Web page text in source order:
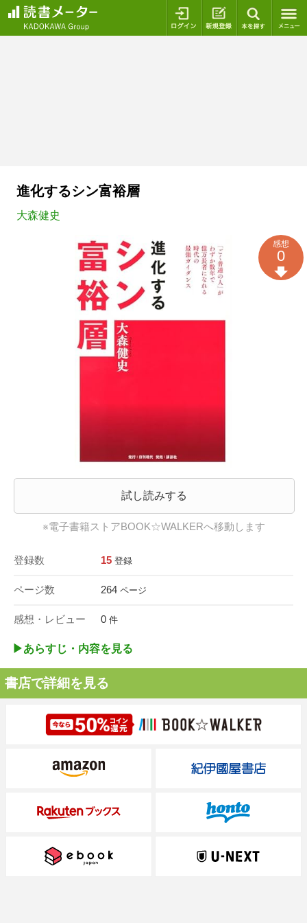
ログイン 新規登録
進化するシン富裕層
大森健史
試し読みする
※電子書籍ストアBOOK☆WALKERへ移動します
登録数 15 登録
ページ数 264 ページ
感想・レビュー 0 件
感想
0
▶︎あらすじ・内容を見る
書店で詳細を見る